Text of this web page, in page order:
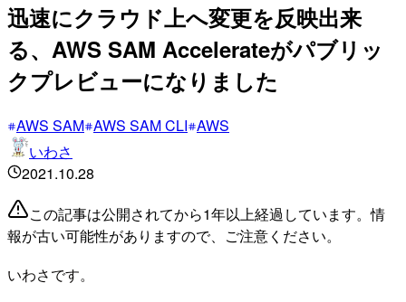
迅速にクラウド上へ変更を反映出来
る、AWS SAM Accelerateがパブリッ
クプレビューになりました
AWS SAM AWS SAM CLI AWS
いわさ
2021.10.28
この記事は公開されてから1年以上経過しています。情
報が古い可能性がありますので、ご注意ください。
いわさです。